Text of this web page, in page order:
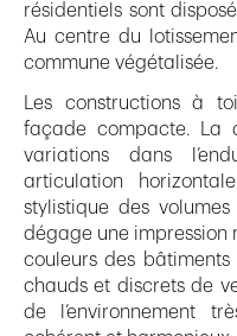
résidentiels sont
Au centre du
commune végétalisée.
Les constructions à
façade compacte. La
variations dans
articulation
stylistique des
dégage une impression
couleurs des
chauds et discrets de
de l’environnement